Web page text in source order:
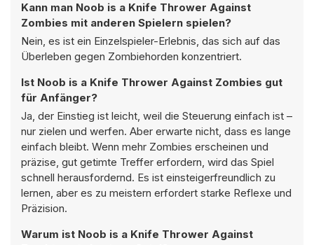
Kann man Noob is a Knife Thrower Against
Zombies mit anderen Spielern spielen?
Nein, es ist ein Einzelspieler-Erlebnis, das sich auf das
Überleben gegen Zombiehorden konzentriert.
Ist Noob is a Knife Thrower Against Zombies gut
für Anfänger?
Ja, der Einstieg ist leicht, weil die Steuerung einfach ist –
nur zielen und werfen. Aber erwarte nicht, dass es lange
einfach bleibt. Wenn mehr Zombies erscheinen und
präzise, gut getimte Treffer erfordern, wird das Spiel
schnell herausfordernd. Es ist einsteigerfreundlich zu
lernen, aber es zu meistern erfordert starke Reflexe und
Präzision.
Warum ist Noob is a Knife Thrower Against